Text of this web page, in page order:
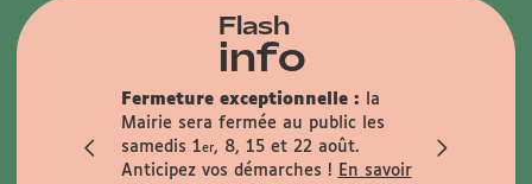
Flash
info
Fermeture exceptionnelle :
la
Mairie sera fermée au public les
samedis 1er, 8, 15 et 22 août.
Anticipez vos démarches !
En savoir
travaux du